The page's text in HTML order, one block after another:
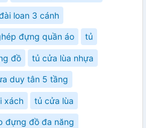
loan 3 cánh
đựng quần áo tủ
đồ tủ cửa lùa nhựa
duy tân 5 tầng
xách tủ cửa lùa
đựng đồ đa năng